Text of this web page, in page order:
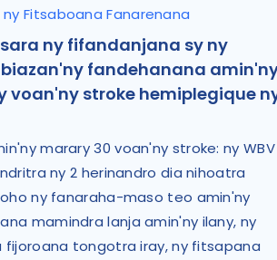
Fitsaboana Fanarenana
ny fifandanjana sy ny
fandehanana
voan'ny stroke hemiplegique
marary 30 voan'ny stroke: ny WBV
ny 2 herinandro dia nihoatra
ny fanaraha-maso teo amin'ny
mamindra lanja amin'ny ilany, ny
tongotra iray, ny fitsapana